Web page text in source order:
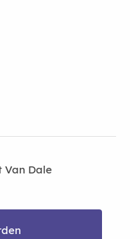
Van Dale